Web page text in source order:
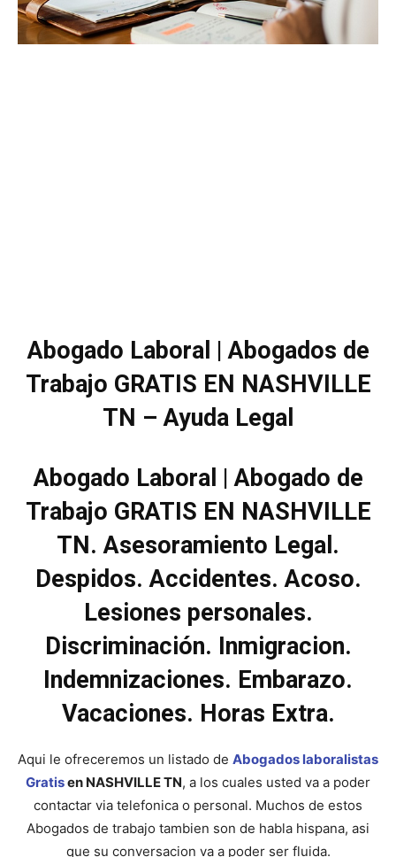
Abogado Laboral | Abogados de
Trabajo GRATIS EN NASHVILLE
TN – Ayuda Legal
Abogado Laboral | Abogado de
Trabajo GRATIS EN NASHVILLE
TN. Asesoramiento Legal.
Despidos. Accidentes. Acoso.
Lesiones personales.
Discriminación. Inmigracion.
Indemnizaciones. Embarazo.
Vacaciones. Horas Extra.
Aqui le ofreceremos un listado de Abogados laboralistas
Gratisen NASHVILLE TN, a los cuales usted va a poder
contactar via telefonica o personal. Muchos de estos
Abogados de trabajo tambien son de habla hispana, asi
que su conversacion va a poder ser fluida.